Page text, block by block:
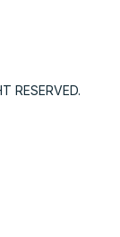
RESERVED.